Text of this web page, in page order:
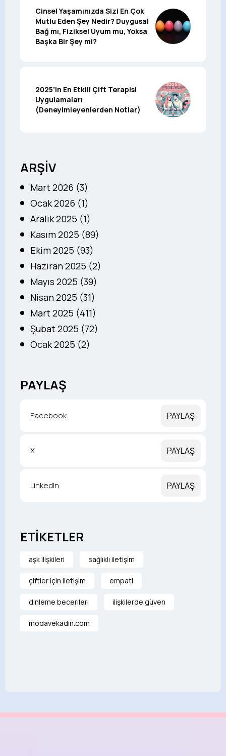
Cinsel Yaşamınızda Sizi En Çok
Mutlu Eden Şey Nedir? Duygusal
Bağ mı, Fiziksel Uyum mu, Yoksa
Başka Bir Şey mi?
2025’in En Etkili Çift Terapisi
Uygulamaları
(Deneyimleyenlerden Notlar)
ARŞİV
Mart 2026 (3)
Ocak 2026 (1)
Aralık 2025 (1)
Kasım 2025 (89)
Ekim 2025 (93)
Haziran 2025 (2)
Mayıs 2025 (39)
Nisan 2025 (31)
Mart 2025 (411)
Şubat 2025 (72)
Ocak 2025 (2)
PAYLAŞ
Facebook PAYLAŞ
X PAYLAŞ
LinkedIn PAYLAŞ
ETİKETLER
aşk ilişkileri sağlıklı iletişim
çiftler için iletişim empati
dinleme becerileri ilişkilerde güven
modavekadin.com